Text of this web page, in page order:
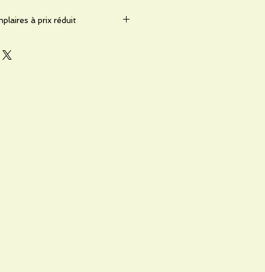
à prix réduit
Voir courrier joint à l'envoi. »